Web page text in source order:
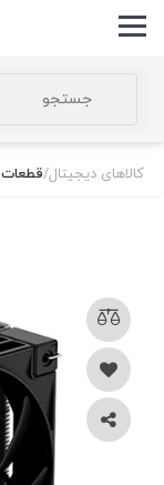
کالاهای دیجیتال/قطعات